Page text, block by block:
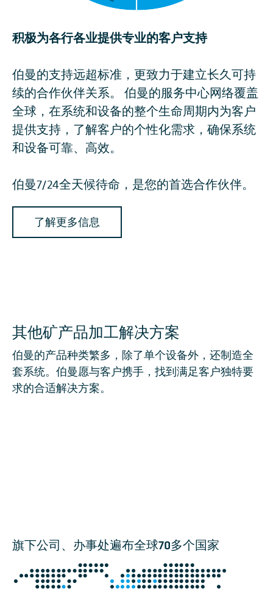
积极为各行各业提供专业的客户支持
伯曼的支持远超标准，更致力于建立长久可持
续的合作伙伴关系。 伯曼的服务中心网络覆盖
全球，在系统和设备的整个生命周期内为客户
提供支持，了解客户的个性化需求，确保系统
和设备可靠、高效。
伯曼7/24全天候待命，是您的首选合作伙伴。
了解更多信息
其他矿产品加工解决方案
伯曼的产品种类繁多，除了单个设备外，还制造全
套系统。伯曼愿与客户携手，找到满足客户独特要
求的合适解决方案。
旗下公司、办事处遍布全球70多个国家